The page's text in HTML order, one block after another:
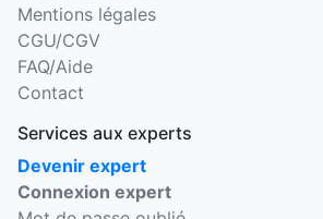
Mentions légales
CGU/CGV
FAQ/Aide
Contact
Services aux experts
Devenir expert
Connexion expert